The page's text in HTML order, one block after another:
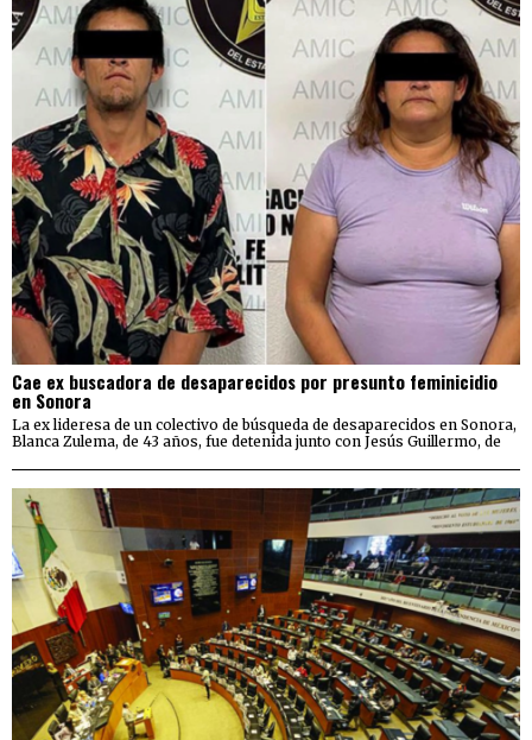
Cae ex buscadora de desaparecidos por presunto feminicidio
en Sonora
La ex lideresa de un colectivo de búsqueda de desaparecidos en Sonora,
Blanca Zulema, de 43 años, fue detenida junto con Jesús Guillermo, de